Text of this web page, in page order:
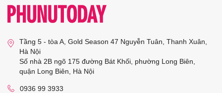
Tầng 5 - tòa A, Gold Season 47 Nguyễn Tuân, Thanh Xuân,
Hà Nội
Số nhà 2B ngõ 175 đường Bát Khối, phường Long Biên,
quận Long Biên, Hà Nội
0936 99 3933